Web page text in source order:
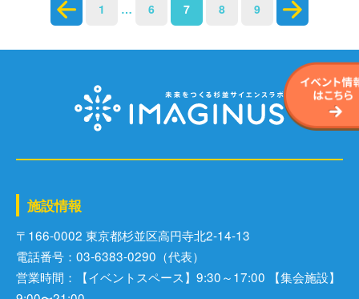
ソーシャルメディアポリシー
ビ
1 … 6 7 8 9
施設情報
〒166-0002 東京都杉並区⾼円寺北2-14-13
電話番号：03-6383-0290（代表）
営業時間：【イベントスペース】9:30～17:00 【集会施設】